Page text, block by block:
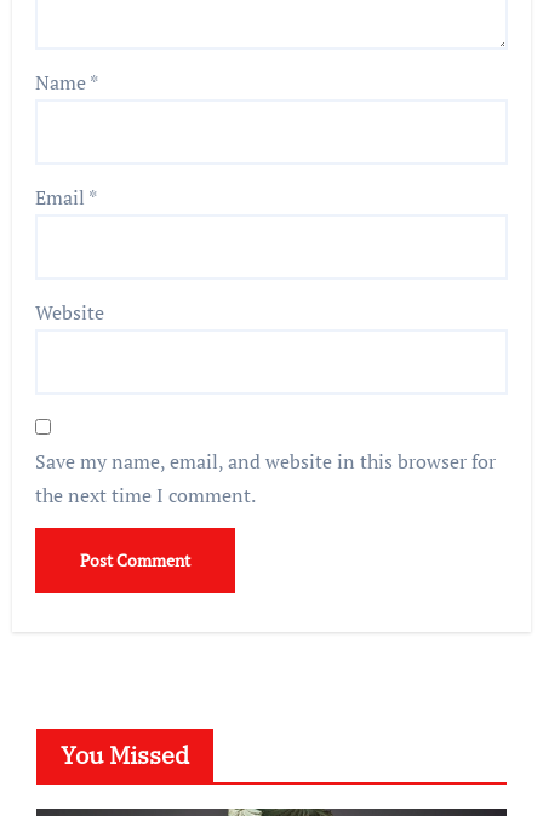
Name*
Email *
Website
Save my name, email, and website in this browser for
the next time I comment.
You Missed